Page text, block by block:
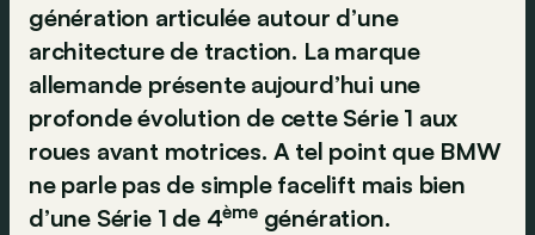
génération articulée autour d’une
architecture de traction. La marque
allemande présente aujourd’hui une
profonde évolution de cette Série 1 aux
roues avant motrices. A tel point que BMW
ne parle pas de simple facelift mais bien
d’une Série 1 de 4èmegénération.